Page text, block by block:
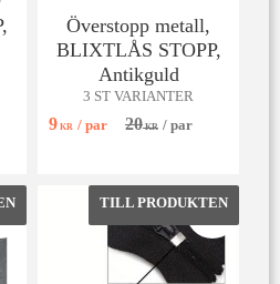
Överstopp metall,
BLIXTLÅS STOPP,
Antikguld
3 ST VARIANTER
9 KR / par 20KR / par
till i favoriter Lägg till